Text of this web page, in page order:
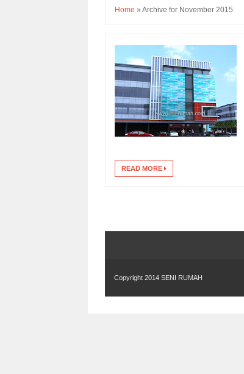
Home » Archive for November 2015
READ MORE
Copyright 2014 SENI RUMAH